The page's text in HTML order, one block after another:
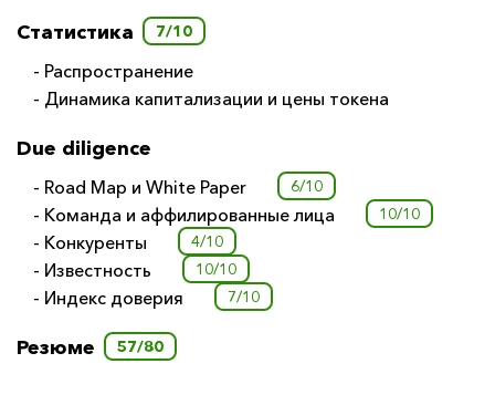
Статистика 7/10
- Распространение
- Динамика капитализации и цены токена
Due diligence
- Road Map и White Paper 6/10
- Команда и аффилированные лица 10/10
- Конкуренты 4/10
- Известность 10/10
- Индекс доверия 7/10
Резюме 57/80